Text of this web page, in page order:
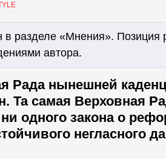
в разделе «Мнения». Позиция
автора.
Рада нынешней
Та самая Верховная
одного закона о
негласного